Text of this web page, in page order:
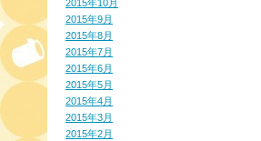
2015年10月
2015年9月
2015年8月
2015年7月
2015年6月
2015年5月
2015年4月
2015年3月
2015年2月